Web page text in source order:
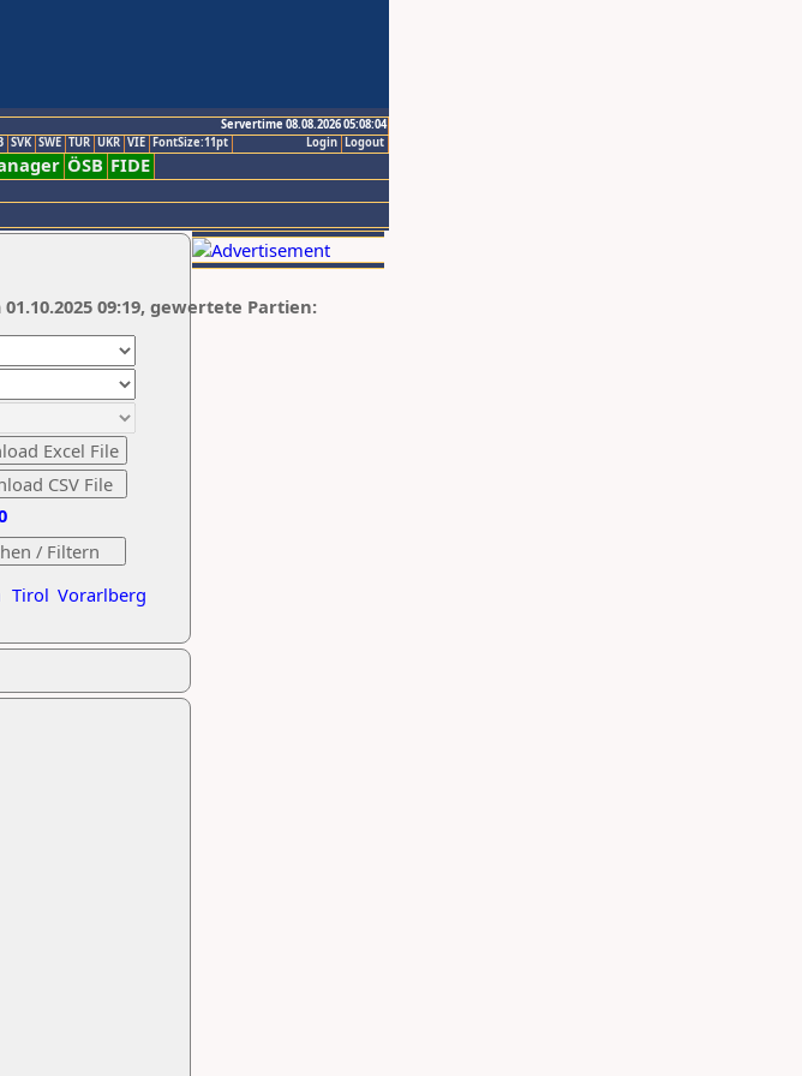
Servertime 08.08.2026 05:08:04
Logout
Login
SVK SWE TUR UKR VIE FontSize:11pt
ÖSB FIDE
Tirol Vorarlberg
09:19, gewertete Partien: